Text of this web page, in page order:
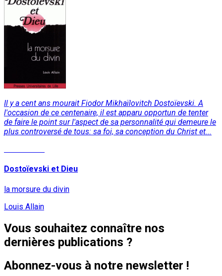
Il y a cent ans mourait Fiodor Mikhaïlovitch Dostoïevski. A
l'occasion de ce centenaire, il est apparu opportun de tenter
de faire le point sur l'aspect de sa personnalité qui demeure le
plus controversé de tous: sa foi, sa conception du Christ et...
Dostoïevski et Dieu
la morsure du divin
Louis Allain
Vous souhaitez connaître nos
dernières publications ?
Abonnez-vous à notre newsletter !